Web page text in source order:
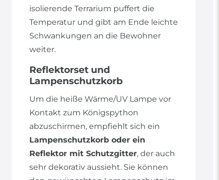
isolierende Terrarium puffert die
Temperatur und gibt am Ende leichte
Schwankungen an die Bewohner
weiter.
Reflektorset und
Lampenschutzkorb
Um die heiße Wärme/UV Lampe vor
Kontakt zum Königspython
abzuschirmen, empfiehlt sich ein
Lampenschutzkorb oder ein
Reflektor mit Schutzgitter, der auch
sehr dekorativ aussieht. Sie können